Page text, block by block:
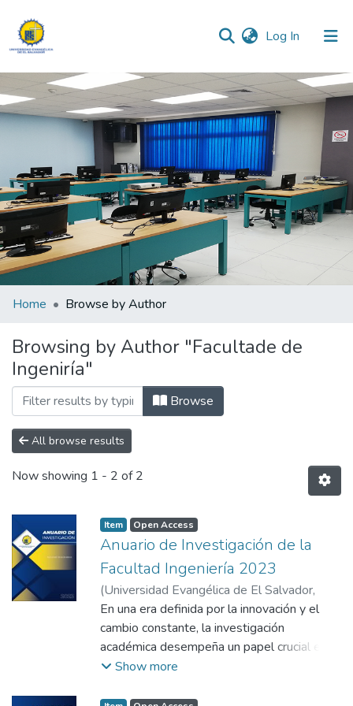
Log In (current)
Communities & Collections
All of DSpace
Home Browse by Author
Browsing by Author "Facultade de
Ingeniría"
Browse
All browse results
Now showing 1 - 2 of 2
Item Open Access
Anuario de Investigación de la
Facultad Ingeniería 2023
(Universidad Evangélica de El Salvador,
2023) Facultade de Ingeniría
En una era definida por la innovación y el
cambio constante, la investigación
académica desempeña un papel crucial en la
modelación de sociedades bien informadas.
Show more